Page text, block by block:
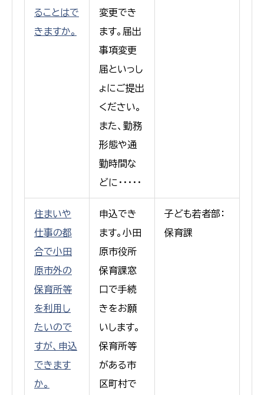
ることはで
きますか。
変更でき
ます。届出
事項変更
届といっし
ょにご提出
ください。
また、勤務
形態や通
勤時間な
どに・・・・・
住まいや
仕事の都
合で小田
原市外の
保育所等
を利用し
たいので
すが、申込
できます
か。
申込でき
ます。小田
原市役所
保育課窓
口で手続
きをお願
いします。
保育所等
がある市
区町村で
子ども若者部：
保育課